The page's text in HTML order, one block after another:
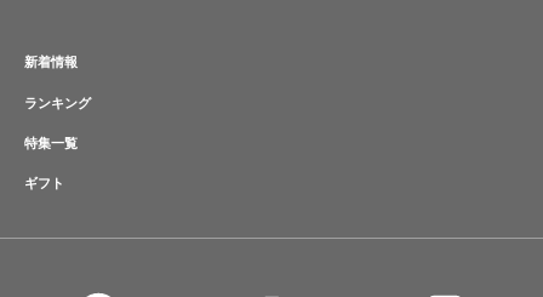
新着情報
ランキング
特集一覧
ギフト